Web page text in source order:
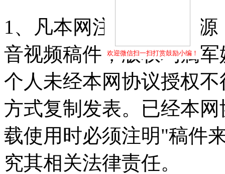
欢迎微信扫一扫打赏鼓励小编！
1、凡本网注明"稿件来
音视频稿件，版权均属
个人未经本网协议授权
方式复制发表。已经本
载使用时必须注明"稿件
究其相关法律责任。